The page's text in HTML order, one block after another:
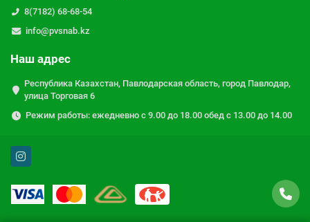
8(7182) 68-68-54
info@pvsnab.kz
Наш адрес
Республика Казахстан, Павлодарская область, город Павлодар,
улица Торговая 6
Режим работы: ежедневно с 9.00 до 18.00 обед с 13.00 до 14.00